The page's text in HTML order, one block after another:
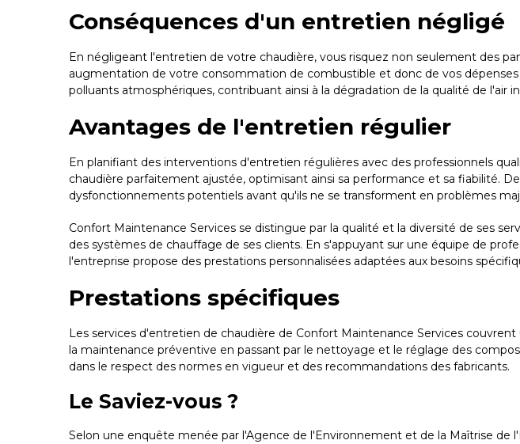
Conséquences d'un entretien négligé
En négligeant l'entretien de votre chaudière, vous risquez non seulement des
augmentation de votre consommation de combustible et donc de vos
polluants atmosphériques, contribuant ainsi à la dégradation de la qualité de l'air
Avantages de l'entretien régulier
En planifiant des interventions d'entretien régulières avec des professionnels
chaudière parfaitement ajustée, optimisant ainsi sa performance et sa fiabilité.
dysfonctionnements potentiels avant qu'ils ne se transforment en problèmes
Confort Maintenance Services se distingue par la qualité et la diversité de ses
des systèmes de chauffage de ses clients. En s'appuyant sur une équipe de
l'entreprise propose des prestations personnalisées adaptées aux besoins
Prestations spécifiques
Les services d'entretien de chaudière de Confort Maintenance Services
la maintenance préventive en passant par le nettoyage et le réglage des
dans le respect des normes en vigueur et des recommandations des fabricants.
Le Saviez-vous ?
Selon une enquête menée par l'Agence de l'Environnement et de la Maîtrise